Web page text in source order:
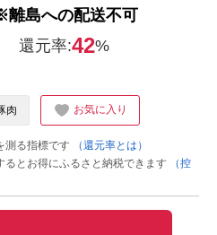
島への配送不可
還元率:42%
肉 お気に入り
測る指標です
（還元率とは）
とお得にふるさと納税できます
（控